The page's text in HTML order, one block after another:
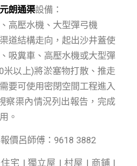
朗通渠設備：
高壓水機、大型彈弓機
道結構走向，起出沙井蓋使
吸糞車、高壓水機或大型彈
米以上)將淤塞物打散、推走
要可使用密閉空間工程進入
察渠內情況列出報告，完成
。
價呂師傅：9618 3882
宅 | 獨立屋 | 村屋 | 商鋪 |